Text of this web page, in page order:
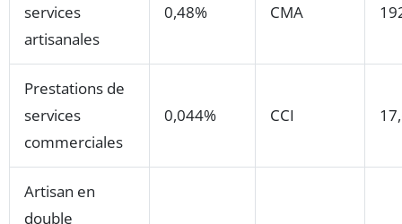
services
artisanales
0,48% CMA
Prestations de
services
commerciales
0,044% CCI
Artisan en
double